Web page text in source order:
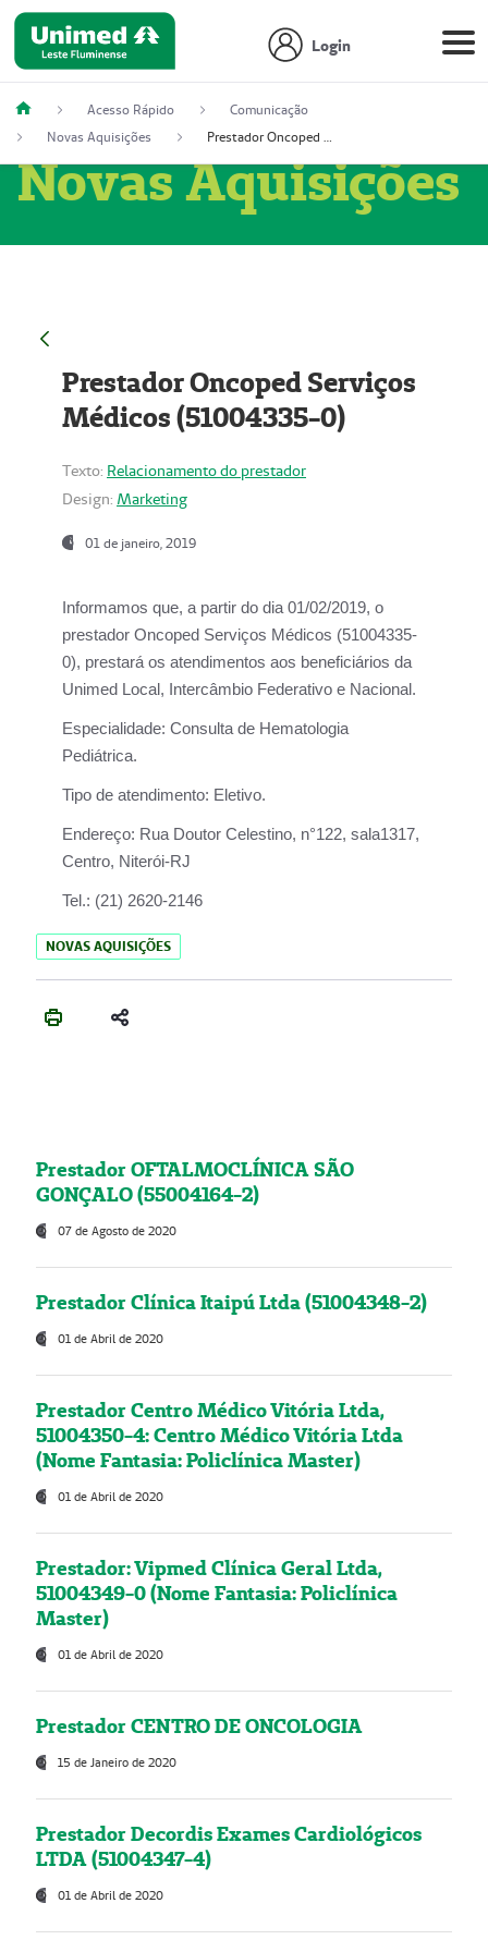
Login
Acesso Rápido
Comunicação
Novas Aquisições
Prestador Oncoped Serviços Médicos (51004335-0)
Novas Aquisições
Prestador Oncoped Serviços
Médicos (51004335-0)
Texto: Relacionamento do prestador
Design: Marketing
01 de janeiro, 2019
Informamos que, a partir do dia 01/02/2019, o
prestador Oncoped Serviços Médicos (51004335-
0), prestará os atendimentos aos beneficiários da
Unimed Local, Intercâmbio Federativo e Nacional.
Especialidade: Consulta de Hematologia
Pediátrica.
Tipo de atendimento: Eletivo.
Endereço: Rua Doutor Celestino, n°122, sala1317,
Centro, Niterói-RJ
Tel.: (21) 2620-2146
NOVAS AQUISIÇÕES
Prestador OFTALMOCLÍNICA SÃO
GONÇALO (55004164-2)
07 de Agosto de 2020
Prestador Clínica Itaipú Ltda (51004348-2)
01 de Abril de 2020
Prestador Centro Médico Vitória Ltda,
51004350-4: Centro Médico Vitória Ltda
(Nome Fantasia: Policlínica Master)
01 de Abril de 2020
Prestador: Vipmed Clínica Geral Ltda,
51004349-0 (Nome Fantasia: Policlínica
Master)
01 de Abril de 2020
Prestador CENTRO DE ONCOLOGIA
15 de Janeiro de 2020
Prestador Decordis Exames Cardiológicos
LTDA (51004347-4)
01 de Abril de 2020